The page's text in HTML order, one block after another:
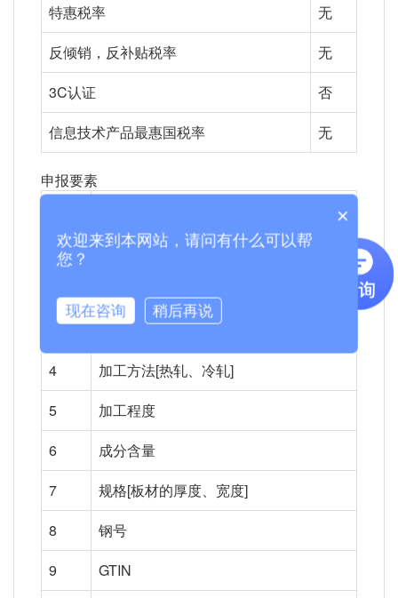
特惠税率
无
反倾销，反补贴税率
无
3C认证
否
信息技术产品最惠国税率
无
申报要素
出口享惠情况
材质[不锈钢]
4
加工方法[热轧、冷轧]
5
加工程度
6
成分含量
7
规格[板材的厚度、宽度]
8
钢号
9
GTIN
×
欢迎来到本网站，请问有什么可以帮
您？
现在咨询 稍后再说